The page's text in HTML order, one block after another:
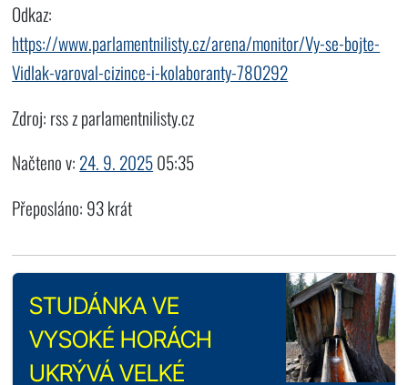
Odkaz:
https://www.parlamentnilisty.cz/arena/monitor/Vy-se-bojte-
Vidlak-varoval-cizince-i-kolaboranty-780292
Zdroj: rss z parlamentnilisty.cz
Načteno v: 24. 9. 202505:35
Přeposláno: 93 krát
STUDÁNKA VE
VYSOKÉ HORÁCH
UKRÝVÁ VELKÉ